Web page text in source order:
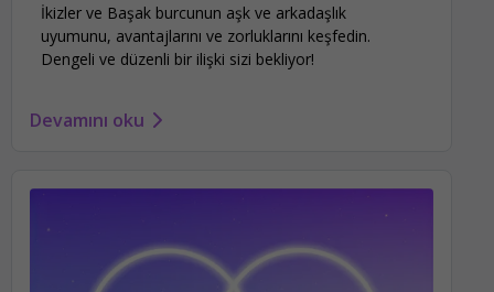
İkizler ve Başak burcunun aşk ve arkadaşlık
uyumunu, avantajlarını ve zorluklarını keşfedin.
Dengeli ve düzenli bir ilişki sizi bekliyor!
Devamını oku